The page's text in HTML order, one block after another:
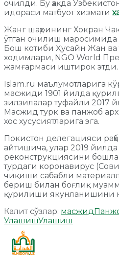
очилди. Бу ҳақда
идораси матбуот хизмати
Жанг шаҳрининг Хокран
ўтган очилиш
Бош котиби Ҳусайн Жан
ходимлари, NGO World
жамғармаси иштирок этди.
Islam.ru маълумотларига
масжиди 1901 йилда
зилзилалар туфайли 2017
Масжид турк ва панжоб
хос хусусиятларига эга.
Покистон делегацияси
айтишича, улар 2019
реконструкциясини
турдаги коронавирус
чиқиши сабабли
бериш билан боғлиқ
қурилиши якунланишини
Калит сўзлар: масжид
УлашишУлашиш